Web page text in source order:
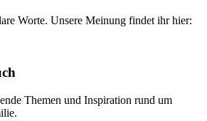
Worte. Unsere Meinung findet ihr hier:
Themen und Inspiration rund um